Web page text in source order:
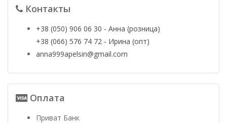
Контакты
+38 (050) 906 06 30 - Анна (розница)
+38 (066) 576 74 72 - Ирина (опт)
anna999apelsin@gmail.com
Оплата
Приват Банк